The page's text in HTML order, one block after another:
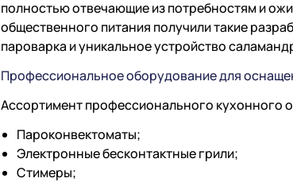
полностью отвечающие из потребностям и
общественного питания получили такие
пароварка и уникальное устройство
Профессиональное оборудование для
Ассортимент профессионального кухонного
Пароконвектоматы;
Электронные бесконтактные грили;
Стимеры;